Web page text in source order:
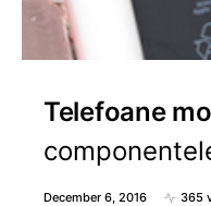
Telefoane
December 6, 2016 365